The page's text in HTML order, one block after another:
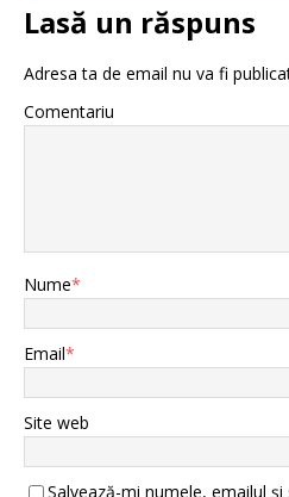
Lasă un răspuns
Adresa ta de email nu va fi
Comentariu
Nume*
Email*
Site web
Salvează-mi numele, emailul